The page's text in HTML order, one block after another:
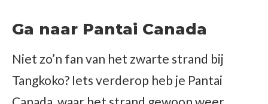
Ga naar Pantai Canada
Niet zo’n fan van het zwarte strand bij
Tangkoko? Iets verderop heb je Pantai